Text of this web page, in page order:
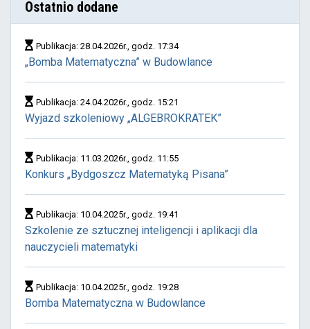
Ostatnio dodane
Publikacja: 28.04.2026r., godz. 17:34
„Bomba Matematyczna” w Budowlance
Publikacja: 24.04.2026r., godz. 15:21
Wyjazd szkoleniowy „ALGEBROKRATEK”
Publikacja: 11.03.2026r., godz. 11:55
Konkurs „Bydgoszcz Matematyką Pisana”
Publikacja: 10.04.2025r., godz. 19:41
Szkolenie ze sztucznej inteligencji i aplikacji dla
nauczycieli matematyki
Publikacja: 10.04.2025r., godz. 19:28
Bomba Matematyczna w Budowlance